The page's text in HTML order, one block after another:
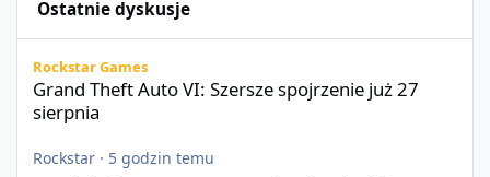
Ostatnie dyskusje
Rockstar Games
Grand Theft Auto VI: Szersze spojrzenie już 27
sierpnia
Rockstar · 5 godzin temu